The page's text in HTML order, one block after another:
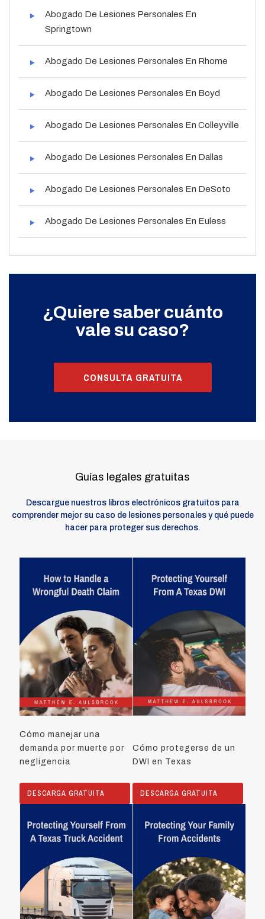
Abogado De Lesiones Personales En
Springtown
Abogado De Lesiones Personales En Rhome
Abogado De Lesiones Personales En Boyd
Abogado De Lesiones Personales En Colleyville
Abogado De Lesiones Personales En Dallas
Abogado De Lesiones Personales En DeSoto
Abogado De Lesiones Personales En Euless
¿Quiere saber cuánto
vale su caso?
CONSULTA GRATUITA
Guías legales gratuitas
Descargue nuestros libros electrónicos gratuitos para
comprender mejor su caso de lesiones personales y qué puede
hacer para proteger sus derechos.
Cómo manejar una
demanda por muerte por
negligencia
DESCARGA GRATUITA
Cómo protegerse de un
DWI en Texas
DESCARGA GRATUITA